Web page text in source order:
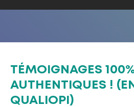
TÉMOIGNAGES
AUTHENTIQUES !
QUALIOPI)